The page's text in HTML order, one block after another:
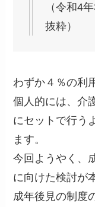
（令和4
抜粋）
わずか４％の利
個人的には、介
にセットで行う
ます。
今回ようやく、
に向けた検討が
成年後見の制度